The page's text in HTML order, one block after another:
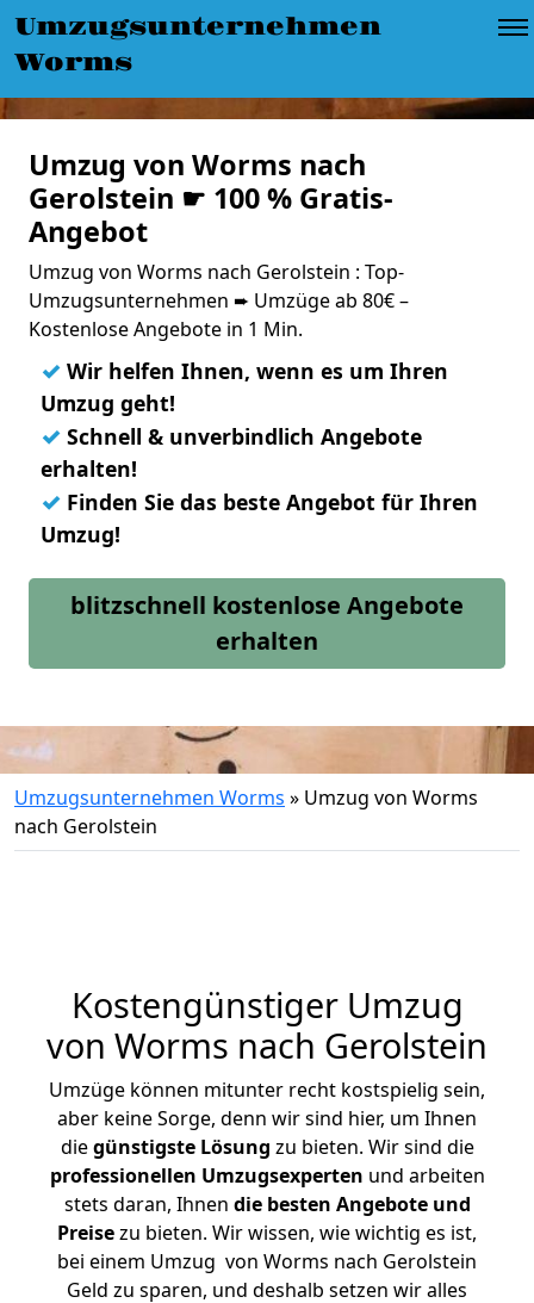
Umzugsunternehmen
Worms
Umzug von Worms nach
Gerolstein ☛ 100 % Gratis-
Angebot
Umzug von Worms nach Gerolstein : Top-
Umzugsunternehmen ➨ Umzüge ab 80€ –
Kostenlose Angebote in 1 Min.
✓ Wir helfen Ihnen, wenn es um Ihren
Umzug geht!
✓ Schnell & unverbindlich Angebote
erhalten!
✓ Finden Sie das beste Angebot für Ihren
Umzug!
blitzschnell kostenlose Angebote
erhalten
Umzugsunternehmen Worms » Umzug von Worms
nach Gerolstein
Kostengünstiger Umzug
von Worms nach Gerolstein
Umzüge können mitunter recht kostspielig sein,
aber keine Sorge, denn wir sind hier, um Ihnen
diegünstigste Lösung zu bieten. Wir sind die
professionellen Umzugsexperten und arbeiten
stets daran, Ihnen die besten Angebote und
Preisezu bieten. Wir wissen, wie wichtig es ist,
bei einem Umzug von Worms nach Gerolstein
Geld zu sparen, und deshalb setzen wir alles